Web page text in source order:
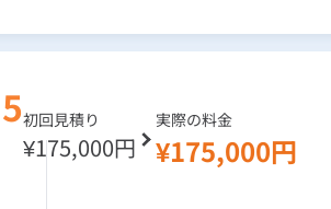
5初回見積り
¥175,000円
実際の料金
¥175,000円